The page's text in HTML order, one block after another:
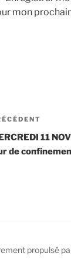
mon
11
de
propulsé